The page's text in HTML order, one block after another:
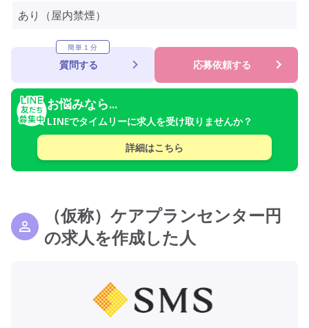
あり（屋内禁煙）
簡単１分
質問する 応募依頼する
お悩みなら...
LINEでタイムリーに求人を受け取りませんか？
詳細はこちら
（仮称）ケアプランセンター円
の求人を作成した人